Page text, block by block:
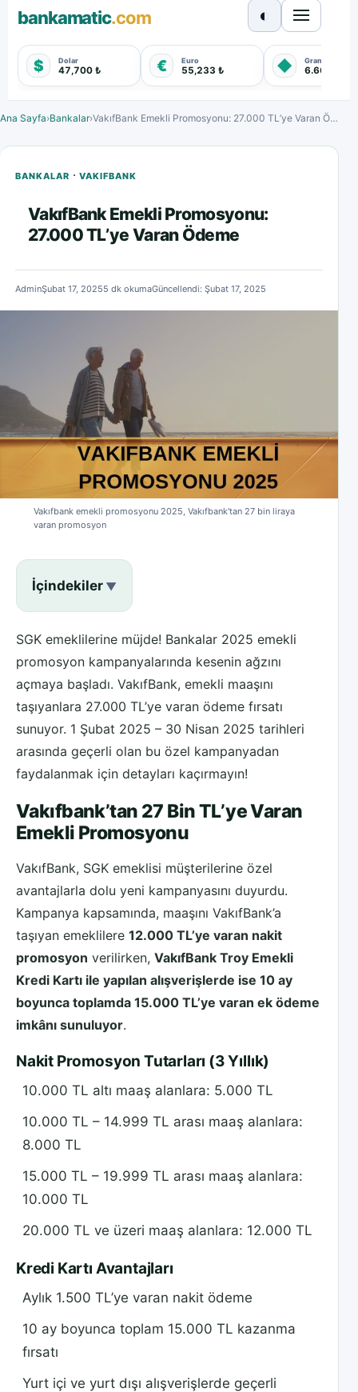
bankamatic.com
$ Dolar
47,700 ₺ € Euro
55,233 ₺ ◆ Gram Altın
6.667,790
◐
Ana Sayfa›Bankalar› VakıfBank Emekli Promosyonu: 27.000 TL’ye Varan Ödeme
BANKALAR · VAKIFBANK
VakıfBank Emekli Promosyonu:
27.000 TL’ye Varan Ödeme
AdminŞubat 17, 20255 dk okumaGüncellendi: Şubat 17, 2025
Vakıfbank emekli promosyonu 2025, Vakıfbank'tan 27 bin liraya
varan promosyon
İçindekiler
SGK emeklilerine müjde! Bankalar 2025 emekli
promosyon kampanyalarında kesenin ağzını
açmaya başladı. VakıfBank, emekli maaşını
taşıyanlara 27.000 TL’ye varan ödeme fırsatı
sunuyor. 1 Şubat 2025 – 30 Nisan 2025 tarihleri
arasında geçerli olan bu özel kampanyadan
faydalanmak için detayları kaçırmayın!
Vakıfbank’tan 27 Bin TL’ye Varan
Emekli Promosyonu
VakıfBank, SGK emeklisi müşterilerine özel
avantajlarla dolu yeni kampanyasını duyurdu.
Kampanya kapsamında, maaşını VakıfBank’a
taşıyan emeklilere 12.000 TL’ye varan nakit
promosyon verilirken, VakıfBank Troy Emekli
Kredi Kartı ile yapılan alışverişlerde ise 10 ay
boyunca toplamda 15.000 TL’ye varan ek ödeme
imkânı sunuluyor.
Nakit Promosyon Tutarları (3 Yıllık)
10.000 TL altı maaş alanlara: 5.000 TL
10.000 TL – 14.999 TL arası maaş alanlara:
8.000 TL
15.000 TL – 19.999 TL arası maaş alanlara:
10.000 TL
20.000 TL ve üzeri maaş alanlara: 12.000 TL
Kredi Kartı Avantajları
Aylık 1.500 TL’ye varan nakit ödeme
10 ay boyunca toplam 15.000 TL kazanma
fırsatı
Yurt içi ve yurt dışı alışverişlerde geçerli